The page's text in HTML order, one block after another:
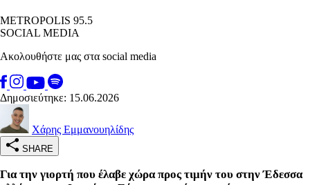
METROPOLIS 95.5
SOCIAL MEDIA
Ακολουθήστε μας στα social media
Δημοσιεύτηκε: 15.06.2026
Χάρης Εμμανουηλίδης
SHARE
Για την γιορτή που έλαβε χώρα προς τιμήν του στην Έδεσσα